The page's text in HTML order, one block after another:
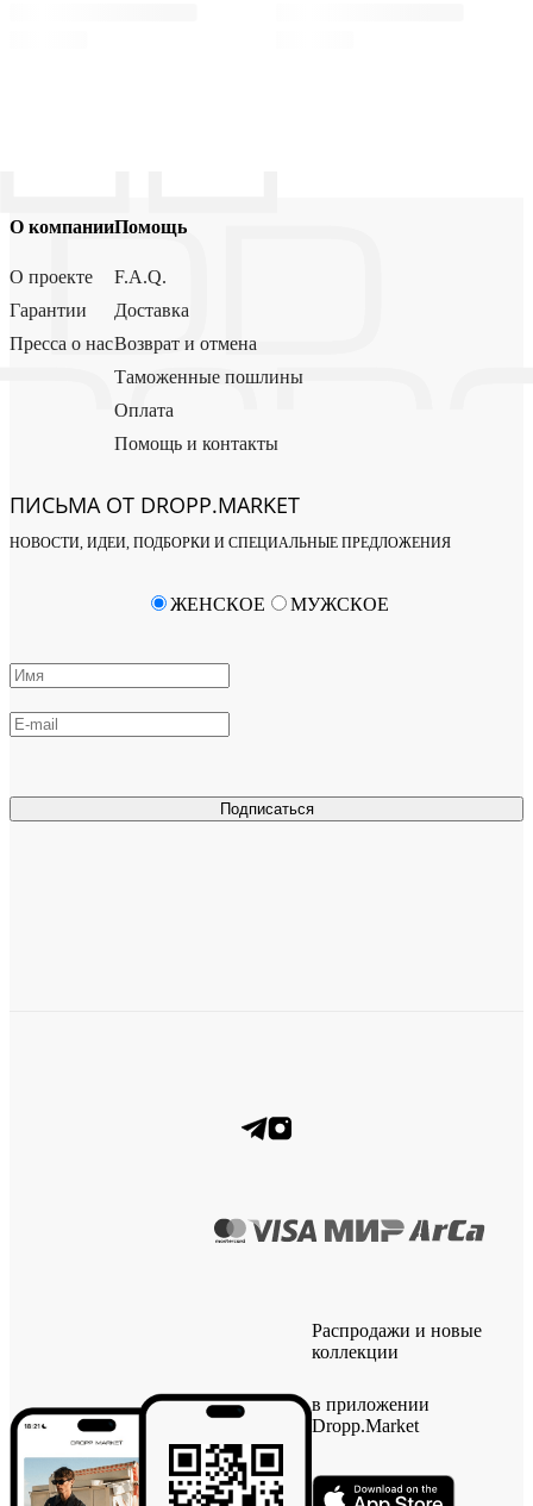
О компании
О проекте
Гарантии
Пресса о нас
Помощь
F.A.Q.
Доставка
Возврат и отмена
Таможенные пошлины
Оплата
Помощь и контакты
ПИСЬМА ОТ DROPP.MARKET
НОВОСТИ, ИДЕИ, ПОДБОРКИ И СПЕЦИАЛЬНЫЕ ПРЕДЛОЖЕНИЯ
Подписаться
ЖЕНСКОЕ МУЖСКОЕ
Распродажи и новые
коллекции
в приложении
Dropp.Market